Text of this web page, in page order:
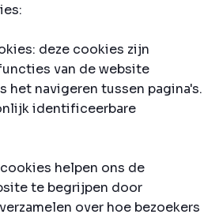
deze cookies zijn
van de website
het navigeren tussen pagina's.
identificeerbare
helpen ons de
te begrijpen door
over hoe bezoekers